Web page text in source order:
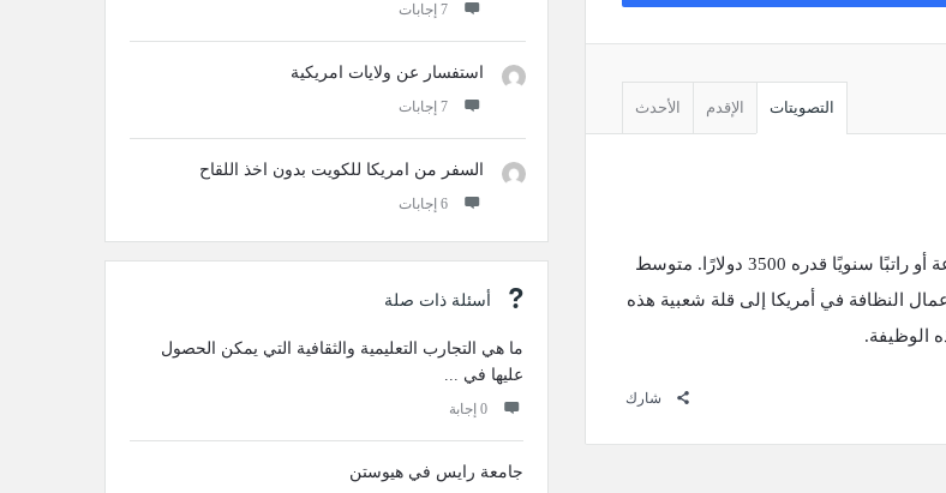
التصويتات
الإقدم الأحدث
متوسط ​​راتب عامل النظافة في أمريكا هو 15 دولارًا في الساعة أو راتبًا سنويًا قدره 3500 دولارًا. متوسط ​​
ترجع رواتب عمال النظافة في أمريكا إلى قلة شعبية هذه
الوظيفة.
شارك
‫7 إجابات
استفسار عن ولايات امريكية
‫7 إجابات
السفر من امريكا للكويت بدون اخذ اللقاح
‫6 إجابات
أسئلة ذات صلة
ما هي التجارب التعليمية والثقافية التي يمكن الحصول
عليها في ...
‫0 إجابة
جامعة رايس في هيوستن